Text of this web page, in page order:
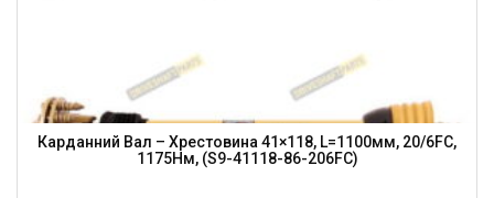
Карданний Вал – Хрестовина 41×118, L=1100мм, 20/6FC,
1175Нм, (S9-41118-86-206FC)